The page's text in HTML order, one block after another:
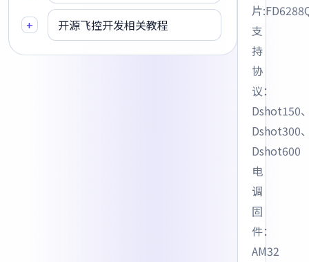
+ 开源飞控开发相关教程
片
支
持
协
议：
Dshot150
Dshot300
Dshot600
电
调
固
件：
AM32